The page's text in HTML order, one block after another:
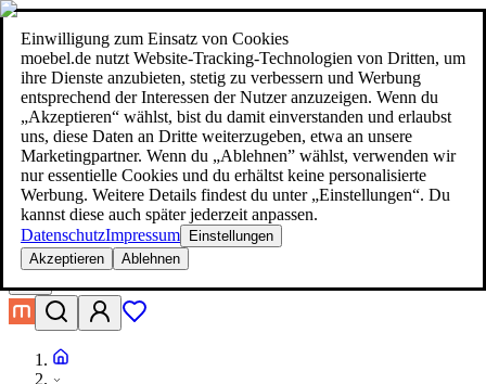
Einwilligung zum Einsatz von Cookies
moebel.de nutzt Website-Tracking-Technologien von Dritten, um
ihre Dienste anzubieten, stetig zu verbessern und Werbung
entsprechend der Interessen der Nutzer anzuzeigen. Wenn du
„Akzeptieren“ wählst, bist du damit einverstanden und erlaubst
uns, diese Daten an Dritte weiterzugeben, etwa an unsere
Marketingpartner. Wenn du „Ablehnen” wählst, verwenden wir
nur essentielle Cookies und du erhältst keine personalisierte
Werbung. Weitere Details findest du unter „Einstellungen“. Du
kannst diese auch später jederzeit anpassen.
DatenschutzImpressum
Einstellungen
Akzeptieren
Ablehnen
moebel.de - moebel dir den besten Preis!Über 100 Mio. Produkte im
Preisvergleich|Mehr als 1.000 Online-Shops in neun Ländern
moebel.de - moebel dir den besten Preis!
Über 100 Mio. Produkte im Preisvergleich
Mehr als 1.000 Online-Shops in neun Ländern
Mehr erfahren
Suche
moebel dir den besten Preis!moebel dir den besten Preis!